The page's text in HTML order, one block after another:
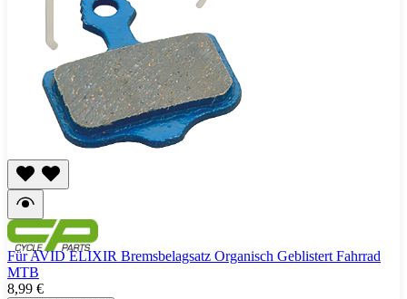
Für AVID ELIXIR Bremsbelagsatz Organisch Geblistert Fahrrad
MTB
8,99 €